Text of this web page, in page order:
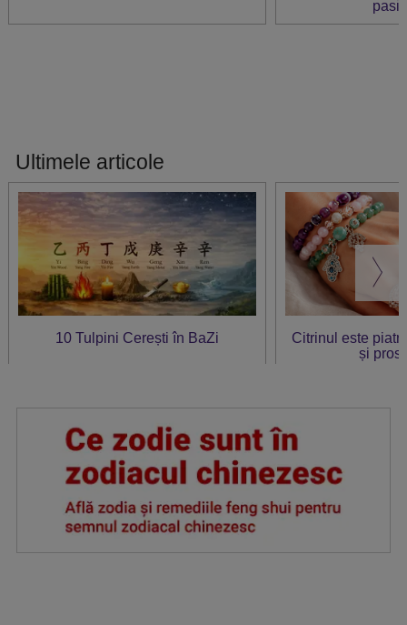
Ultimele articole
10 Tulpini Cerești în BaZi
Citrinul este
și